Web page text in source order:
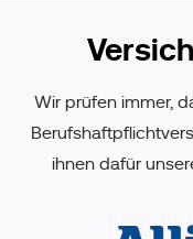
Wir prüfen immer,
ihnen dafür